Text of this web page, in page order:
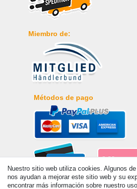
Miembro de:
Métodos de pago
Nuestro sitio web utiliza cookies. Algunos
nos ayudan a mejorar este sitio web y su
encontrar más información sobre nuestro